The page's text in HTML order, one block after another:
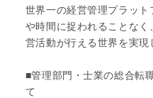
世界一の経営管理プラッ
や時間に捉われることな
営活動が行える世界を実現
■管理部門・士業の総合転
て